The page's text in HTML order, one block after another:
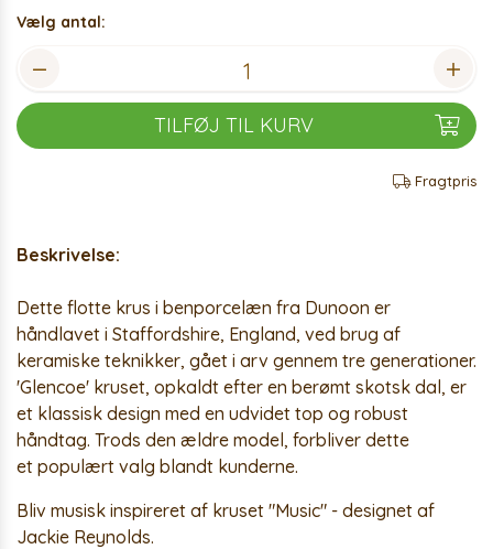
Vælg antal:
TILFØJ TIL KURV
Fragtpris
Beskrivelse:
Dette flotte krus i benporcelæn fra Dunoon er
håndlavet i Staffordshire, England, ved brug af
keramiske teknikker, gået i arv gennem tre generationer.
'Glencoe' kruset, opkaldt efter en berømt skotsk dal, er
et klassisk design med en udvidet top og robust
håndtag. Trods den ældre model, forbliver dette
et populært valg blandt kunderne.
Bliv musisk inspireret af kruset "Music" - designet af
Jackie Reynolds.